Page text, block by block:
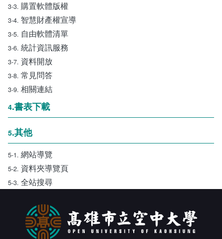
3-3. 購置軟體版權
3-4. 智慧財產權宣導
3-5. 自由軟體清單
3-6. 統計資訊服務
3-7. 資料開放
3-8. 常見問答
3-9. 相關連結
4.書表下載
5.其他
5-1. 網站導覽
5-2. 資料夾導覽頁
5-3. 全站搜尋